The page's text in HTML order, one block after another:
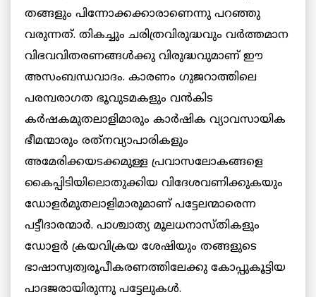
തങ്ങളും പിന്നോക്കക്കാരാണെന്നു പറഞ്ഞു
വരുന്നത്. തികച്ചും ചരിത്രവിരുദ്ധവും വര്‍ത്തമാന
വിഭവവിതരണങ്ങള്‍ക്കു വിരുദ്ധവുമാണ് ഈ
അസംബന്ധവാദം. കാരണം ഗുജറാത്തിലെ
പരമ്പരാഗത ഭൂവുടമകളും വന്‍കിട
കര്‍ഷകമുതലാളിമാരും കാര്‍ഷിക വ്യാവസായിക
ഭീമന്മാരും രത്‌നവ്യാപാരികളും
അമേരിക്കയടക്കമുള്ള പ്രവാസലോകങ്ങളെ
കൈപ്പിടിയിലൊതുക്കിയ വിദേശവണിക്കുകയും
ഡോളര്‍മുതലാളിമാരുമാണ് പട്ടേലന്മാരെന്ന
പട്ടീദാരന്മാര്‍. പാശ്ചാത്യ മൂലധനാസ്തികളും
ഡോളര്‍ ക്രയവിക്രയ ശേഷിയും തങ്ങളുടെ
ഭാഷാസ്വത്വരൂപീകരണത്തിലേക്കു കോപ്പുകൂട്ടിയ
പാദജരായിരുന്നു പട്ടേലുകള്‍.